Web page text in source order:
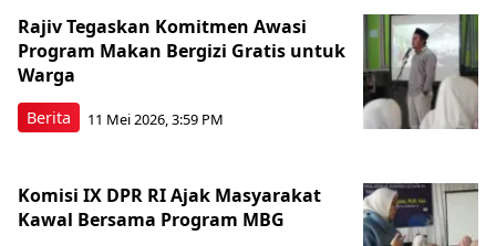
Berita
Rajiv Tegaskan Komitmen Awasi
Program Makan Bergizi Gratis untuk
Warga
11 Mei 2026, 3:59 PM
Komisi IX DPR RI Ajak Masyarakat
Kawal Bersama Program MBG